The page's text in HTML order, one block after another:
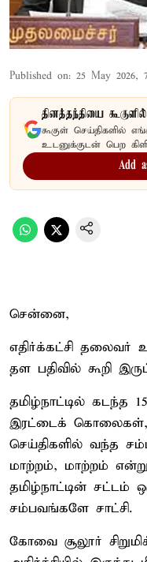
Published on: 25 May 2026,
தினத்தந்தியை
கூகுள் செய்திகளில்
உடனுக்குடன் பெற
Add
சென்னை,
எதிர்க்கட்சி தலைவர்
தள பதிவில் கூறி
தமிழ்நாட்டில் கடந்த
இரட்டைக் கொலைகள்,
செய்திகளில் வந்த
மாற்றம், மாற்றம்
தமிழ்நாட்டின் சட்டம்
சம்பவங்களே சாட்சி.
கோவை சூலூர்